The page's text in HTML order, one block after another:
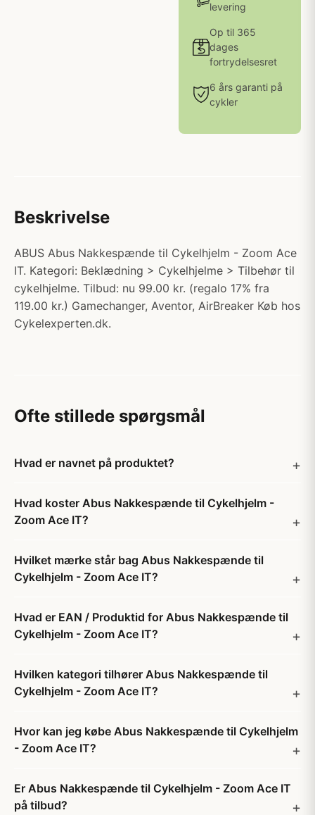
levering
Op til 365
dages
fortrydelsesret
6 års garanti på
cykler
Beskrivelse
ABUS Abus Nakkespænde til Cykelhjelm - Zoom Ace
IT. Kategori: Beklædning > Cykelhjelme > Tilbehør til
cykelhjelme. Tilbud: nu 99.00 kr. (regalo 17% fra
119.00 kr.) Gamechanger, Aventor, AirBreaker Køb hos
Cykelexperten.dk.
Ofte stillede spørgsmål
Hvad er navnet på produktet?
Hvad koster Abus Nakkespænde til Cykelhjelm -
Zoom Ace IT?
Hvilket mærke står bag Abus Nakkespænde til
Cykelhjelm - Zoom Ace IT?
Hvad er EAN / Produktid for Abus Nakkespænde til
Cykelhjelm - Zoom Ace IT?
Hvilken kategori tilhører Abus Nakkespænde til
Cykelhjelm - Zoom Ace IT?
Hvor kan jeg købe Abus Nakkespænde til Cykelhjelm
- Zoom Ace IT?
Er Abus Nakkespænde til Cykelhjelm - Zoom Ace IT
på tilbud?